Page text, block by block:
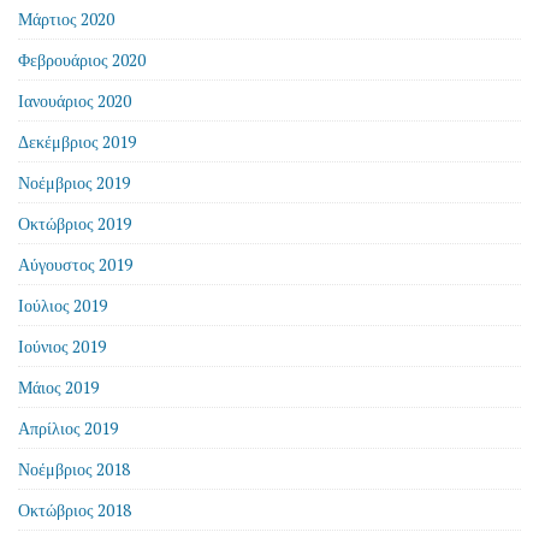
Μάρτιος 2020
Φεβρουάριος 2020
Ιανουάριος 2020
Δεκέμβριος 2019
Νοέμβριος 2019
Οκτώβριος 2019
Αύγουστος 2019
Ιούλιος 2019
Ιούνιος 2019
Μάιος 2019
Απρίλιος 2019
Νοέμβριος 2018
Οκτώβριος 2018